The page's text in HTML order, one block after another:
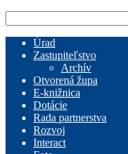
Úrad
Zastupiteľstvo
Archív
Otvorená župa
E-knižnica
Dotácie
Rada partnerstva
Rozvoj
Interact